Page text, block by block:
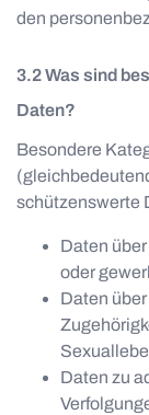
den
Was sind
Daten?
Besondere
schützenswerte
Daten
oder
Daten
Daten zu